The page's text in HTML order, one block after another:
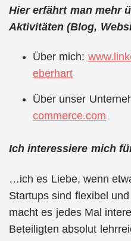
Hier erfährt man mehr
Aktivitäten (Blog,
Über mich:
eberhart
Über unser
commerce.com
Ich interessiere mich
…ich es Liebe, wenn
Startups sind flexibel
macht es jedes Mal
Beteiligten absolut